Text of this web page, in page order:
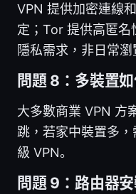
VPN 提供加密連線
定；Tor 提供高匿名
隱私需求，非日常瀏
問題 8：多裝置
大多數商業 VPN 方
跳，若家中裝置多
級 VPN。
問題 9：路由器